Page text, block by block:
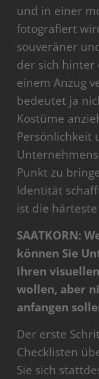
und in einer
fotografiert
souveräner
der sich hinter
einem Anzug
bedeutet ja
Kostüme
Persönlichkeit
Punkt zu
Identität
ist die
SAATKORN:
können Sie
ihren
wollen, aber
anfangen
Der erste
Checklisten
Sie sich